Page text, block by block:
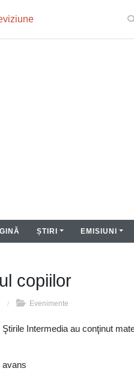
ȘTIRI EMISIUNI
copiilor
/ Evenimente
Ştirile Intermedia au conţinut
avans